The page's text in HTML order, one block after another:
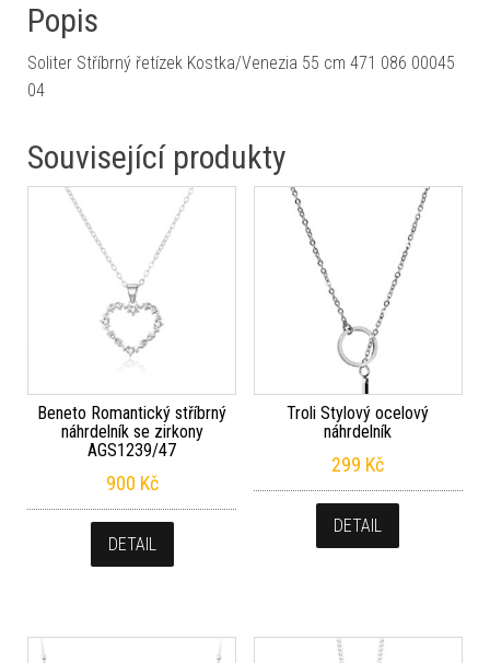
Popis
Soliter Stříbrný řetízek Kostka/Venezia 55 cm 471 086 00045
04
Související produkty
Beneto Romantický stříbrný
náhrdelník se zirkony
AGS1239/47
900 Kč
DETAIL
Troli Stylový ocelový
náhrdelník
299 Kč
DETAIL